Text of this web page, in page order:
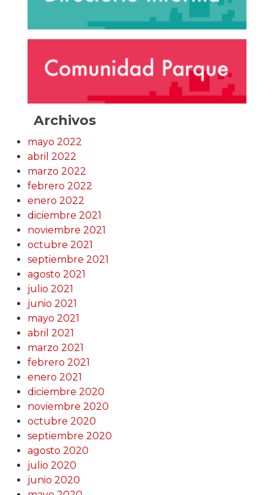
Archivos
mayo 2022
abril 2022
marzo 2022
febrero 2022
enero 2022
diciembre 2021
noviembre 2021
octubre 2021
septiembre 2021
agosto 2021
julio 2021
junio 2021
mayo 2021
abril 2021
marzo 2021
febrero 2021
enero 2021
diciembre 2020
noviembre 2020
octubre 2020
septiembre 2020
agosto 2020
julio 2020
junio 2020